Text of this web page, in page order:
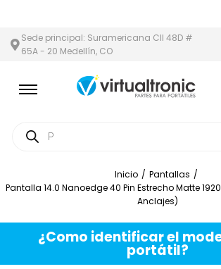
Sede principal: Suramericana Cll 48D #
65A - 20 Medellín, CO
Inicio / Pantallas /
Pantalla 14.0 Nanoedge 40 Pin Estrecho Matte
Anclajes)
¿Como identificar el
portátil?